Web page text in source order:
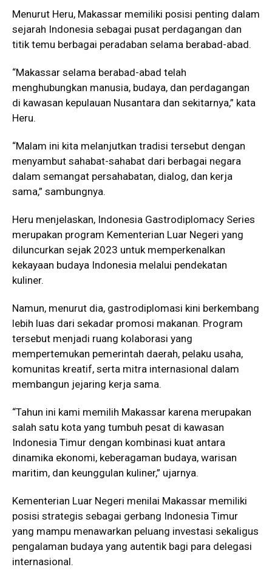
Menurut Heru, Makassar memiliki posisi penting dalam
sejarah Indonesia sebagai pusat perdagangan dan
titik temu berbagai peradaban selama berabad-abad.
“Makassar selama berabad-abad telah
menghubungkan manusia, budaya, dan perdagangan
di kawasan kepulauan Nusantara dan sekitarnya,” kata
Heru.
“Malam ini kita melanjutkan tradisi tersebut dengan
menyambut sahabat-sahabat dari berbagai negara
dalam semangat persahabatan, dialog, dan kerja
sama,” sambungnya.
Heru menjelaskan, Indonesia Gastrodiplomacy Series
merupakan program Kementerian Luar Negeri yang
diluncurkan sejak 2023 untuk memperkenalkan
kekayaan budaya Indonesia melalui pendekatan
kuliner.
Namun, menurut dia, gastrodiplomasi kini berkembang
lebih luas dari sekadar promosi makanan. Program
tersebut menjadi ruang kolaborasi yang
mempertemukan pemerintah daerah, pelaku usaha,
komunitas kreatif, serta mitra internasional dalam
membangun jejaring kerja sama.
“Tahun ini kami memilih Makassar karena merupakan
salah satu kota yang tumbuh pesat di kawasan
Indonesia Timur dengan kombinasi kuat antara
dinamika ekonomi, keberagaman budaya, warisan
maritim, dan keunggulan kuliner,” ujarnya.
Kementerian Luar Negeri menilai Makassar memiliki
posisi strategis sebagai gerbang Indonesia Timur
yang mampu menawarkan peluang investasi sekaligus
pengalaman budaya yang autentik bagi para delegasi
internasional.